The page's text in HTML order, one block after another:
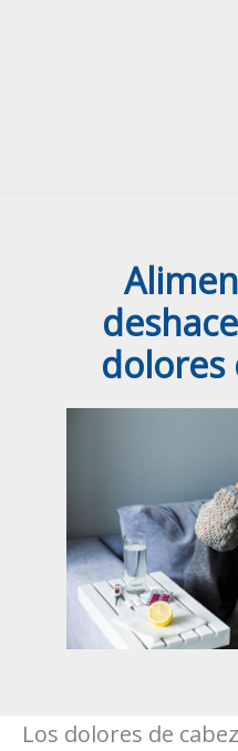
dolores
Los dolores de